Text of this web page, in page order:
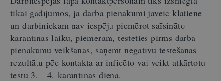
tikai gadījumos, ja darba pienākumi jāveic klātienē
un darbiniekam nav iespēju piemērot saīsināto
karantīnas laiku, piemēram, testēties pirms darba
pienākumu veikšanas, saņemt negatīvu testēšanas
rezultātu pēc kontakta ar inficēto vai veikt atkārtotu
testu 3.—4. karantīnas dienā.